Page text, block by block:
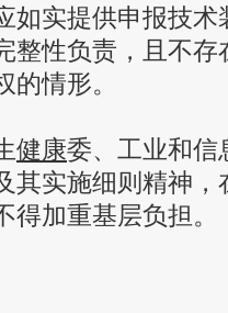
实提供申报技术
整性负责，且不
的情形。
健康委、工业和信
其实施细则精神
加重基层负担。